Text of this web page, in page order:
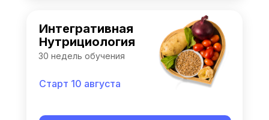
Интегративная
Нутрициология
Старт 10 августа
30 недель обучения